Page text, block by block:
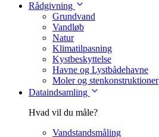
Rådgivning
Grundvand
Vandløb
Natur
Klimatilpasning
Kystbeskyttelse
Havne og Lystbådehavne
Moler og stenkonstruktioner
Dataindsamling
Hvad vil du måle?
Vandstandsmåling